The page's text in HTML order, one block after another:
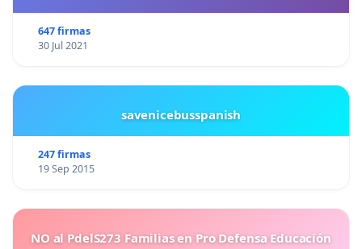
647 firmas
30 Jul 2021
savenicebusspanish
247 firmas
19 Sep 2015
NO al PdelS273 Familias en Pro Defensa Educación